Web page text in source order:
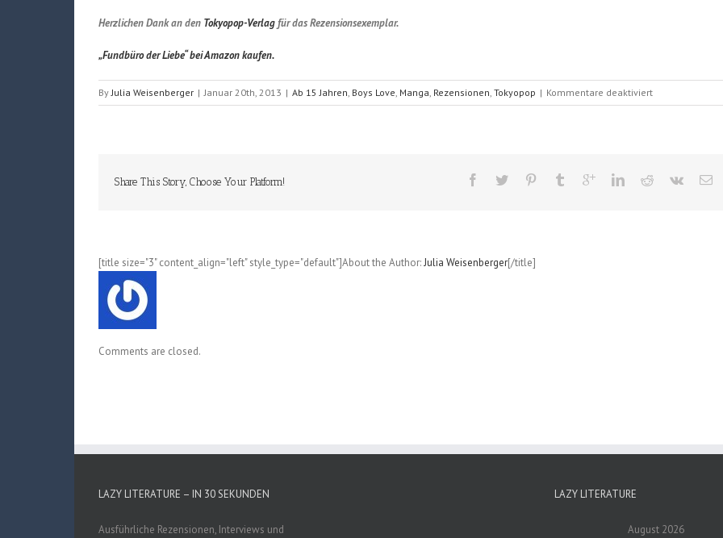
Herzlichen Dank an den Tokyopop-Verlagfür das Rezensionsexemplar.
„Fundbüro der Liebe“ bei Amazon kaufen.
By Julia Weisenberger | Januar 20th, 2013 | Ab 15 Jahren Boys Love Manga Rezensionen Tokyopop | Kommentare deaktiviertfür
Fundbüro
Share This Story, Choose Your Platform!
[title size="3" content_align="left" style_type="default"]About the Author:Julia Weisenberger[/title]
Comments are closed.
LAZY LITERATURE – IN 30 SEKUNDEN
Ausführliche Rezensionen, Interviews und
LAZY LITERATURE
August 2026